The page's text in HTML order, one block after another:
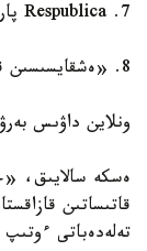
7. Respublica پارتياسى — 10،88%؛
8. «ەشقايسىسىن قولدامايمىن» — 0،77%.
ونلاين داۋىس
ەسكە سالايىق،
قاتىساتىن
تەلەدەباتى